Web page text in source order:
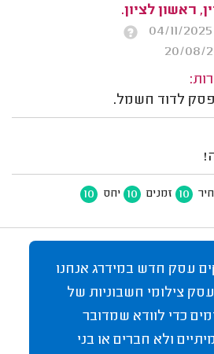
ראשון לציון.
לדוד חשמל.
10 זמנים 10 יחס 10
עסק חדש במידרג אנחנו
צילומי חשבוניות של
כדי לוודא שמדובר
ולא חברים או בני